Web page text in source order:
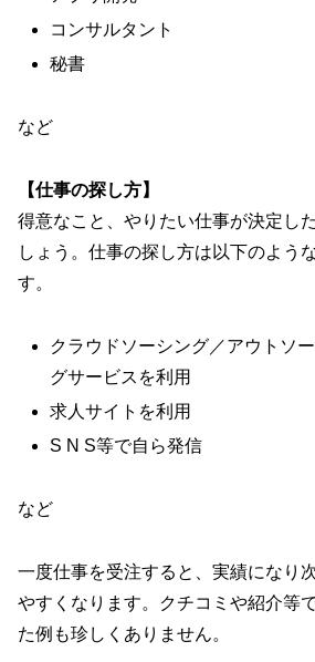
コンサルタント
秘書
など
【仕事の探し方】
得意なこと、やりたい仕事が決定し
しょう。仕事の探し方は以下のよう
す。
クラウドソーシング／アウトソ
グサービスを利用
求人サイトを利用
S N S等で自ら発信
など
一度仕事を受注すると、実績になり
やすくなります。クチコミや紹介等
た例も珍しくありません。